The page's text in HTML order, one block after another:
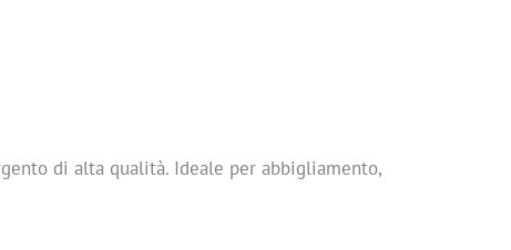
di alta qualità. Ideale per abbigliamento,